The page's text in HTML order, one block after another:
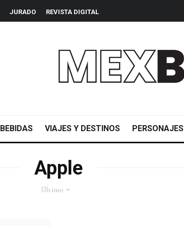
JURADO REVISTA DIGITAL
BEBIDAS VIAJES Y DESTINOS PERSONAJES
Apple
Último